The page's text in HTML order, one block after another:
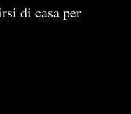
di casa per